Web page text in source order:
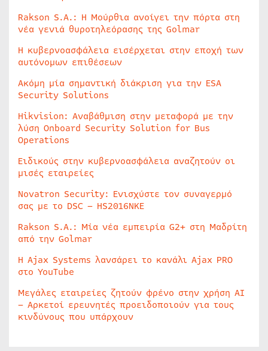
Rakson S.A.: Η Μούρθια ανοίγει την πόρτα στη
νέα γενιά θυροτηλεόρασης της Golmar
Η κυβερνοασφάλεια εισέρχεται στην εποχή των
αυτόνομων επιθέσεων
Ακόμη μία σημαντική διάκριση για την ESA
Security Solutions
Hikvision: Αναβάθμιση στην μεταφορά με την
λύση Onboard Security Solution for Bus
Operations
Ειδικούς στην κυβερνοασφάλεια αναζητούν οι
μισές εταιρείες
Novatron Security: Ενισχύστε τον συναγερμό
σας με το DSC – HS2016NKE
Rakson S.A.: Μία νέα εμπειρία G2+ στη Μαδρίτη
από την Golmar
Η Ajax Systems λανσάρει το κανάλι Ajax PRO
στο YouTube
Μεγάλες εταιρείες ζητούν φρένο στην χρήση AI
– Αρκετοί ερευνητές προειδοποιούν για τους
κινδύνους που υπάρχουν